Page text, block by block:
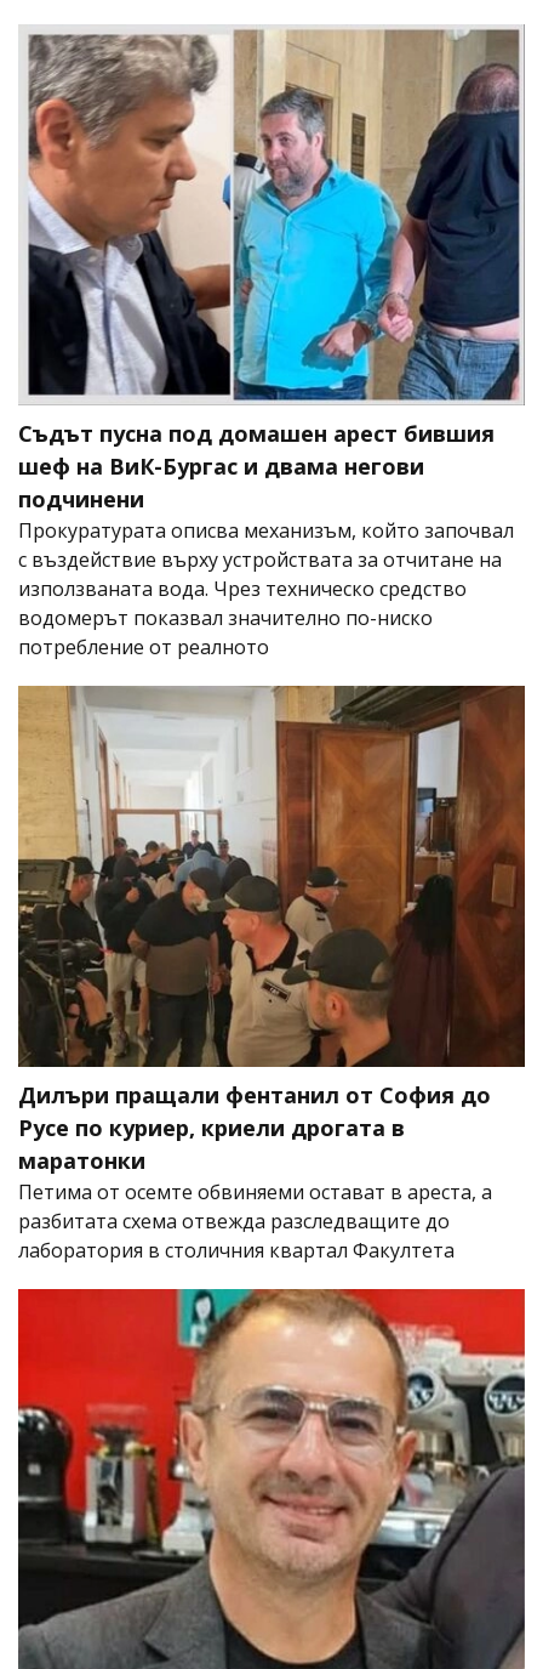
Съдът пусна под домашен арест бившия
шеф на ВиК-Бургас и двама негови
подчинени
Прокуратурата описва механизъм, който започвал
с въздействие върху устройствата за отчитане на
използваната вода. Чрез техническо средство
водомерът показвал значително по-ниско
потребление от реалното
Дилъри пращали фентанил от София до
Русе по куриер, криели дрогата в
маратонки
Петима от осемте обвиняеми остават в ареста, а
разбитата схема отвежда разследващите до
лаборатория в столичния квартал Факултета